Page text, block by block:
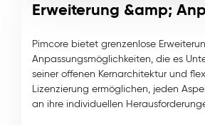
Erweiterung &amp;
Pimcore bietet grenzenlose
Anpassungsmöglichkeiten, die es
seiner offenen Kernarchitektur und
Lizenzierung ermöglichen, jeden
an ihre individuellen